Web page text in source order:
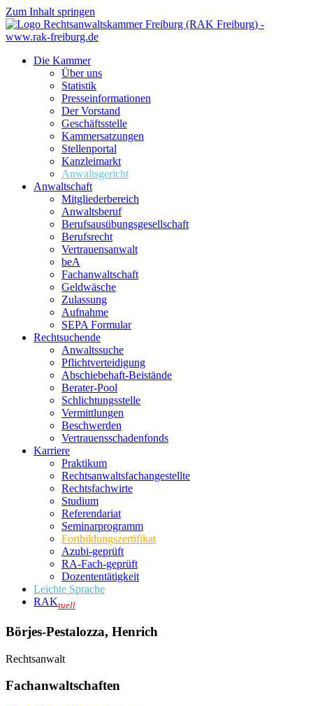
Zum Inhalt springen
Die Kammer
Über uns
Statistik
Presseinformationen
Der Vorstand
Geschäftsstelle
Kammersatzungen
Stellenportal
Kanzleimarkt
Anwaltsgericht
Anwaltschaft
Mitgliederbereich
Anwaltsberuf
Berufsausübungs­gesellschaft
Berufsrecht
Vertrauensanwalt
beA
Fachanwaltschaft
Geldwäsche
Zulassung
Aufnahme
SEPA Formular
Rechtsuchende
Anwaltssuche
Pflichtverteidigung
Abschiebehaft-Beistände
Berater-Pool
Schlichtungsstelle
Vermittlungen
Beschwerden
Vertrauensschadenfonds
Karriere
Praktikum
Rechtsanwalts­fachangestellte
Rechtsfachwirte
Studium
Referendariat
Seminarprogramm
Fortbildungszertifikat
Azubi-geprüft
RA-Fach-geprüft
Dozententätigkeit
Leichte Sprache
RAKtuell
Börjes-Pestalozza, Henrich
Rechtsanwalt
Fachanwaltschaften